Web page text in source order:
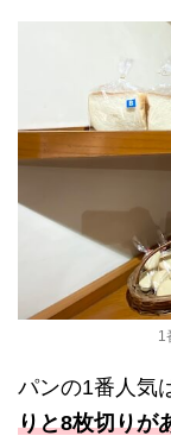
1
パンの1番人気
りと8枚切りが